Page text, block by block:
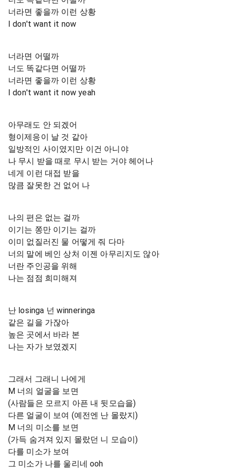
너라면 좋을까 이런 상황
I don't want it now
너라면 어떨까
너도 똑같다면 어떨까
너라면 좋을까 이런 상황
I don't want it now yeah
아무래도 안 되겠어
형이제응이 날 것 같아
일방적인 사이였지만 이건 아니야
나 무시 받을 때로 무시 받는 거야 헤어나
네게 이런 대접 받을
많큼 잘못한 건 없어 나
나의 편은 없는 걸까
이기는 쫑만 이기는 걸까
이미 없질러진 물 어떻게 줘 다마
너의 말에 베인 상처 이젠 아무리지도 않아
너란 주인공을 위해
나는 점점 희미해져
난 losinga 넌 winneringa
같은 길을 가잖아
높은 곳에서 바라 본
나는 자가 보였겠지
그래서 그래니 나에게
M 너의 얼굴을 보면
(사람들은 모르지 아픈 내 뒷모습을)
다른 얼굴이 보여 (예전엔 난 몰랐지)
M 너의 미소를 보면
(가득 숨겨져 있지 몰랐던 니 모습이)
다를 미소가 보여
그 미소가 나를 울리네 ooh